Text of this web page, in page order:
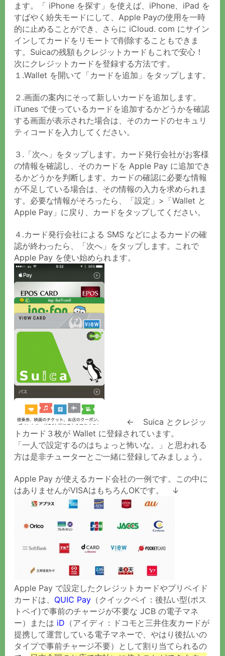
ます。「 iPhone を探す」を使えば、iPhone、iPad を
すばやく紛失モードにして、Apple Payの使用を一時
的に止めることができ、さらに iCloud. com にサイン
インしてカードをリモートで削除することもできま
す。Suicaの残額もクレジットカードもこれで安心！
次にクレジットカードを登録する方法です。
１.Wallet を開いて「カードを追加」をタップします。
２.画面の案内にそって新しいカードを追加します。
iTunes で使っているカードを追加するかどうかを確認
する画面が表示された場合は、 そのカードのセキュリ
ティコードを入力してください。
３.「次へ」をタップします。カード発行会社がお客様
の情報を確認し、そのカードを Apple Pay に追加でき
るかどうかを判断します。 カードの確認に必要な情報
が不足している場合は、その情報の入力を求められま
す。必要な情報がそろったら、「設定」>「Wallet と
Apple Pay」に戻り、カードをタップしてください。
４.カード発行会社による SMS などによるカードの確
認が終わったら、「次へ」をタップします。これで
Apple Pay を使い始められます。
←
Suica とクレジッ
トカード３枚が Wallet に登録されています。
「一人で設定するのはちょっと怖いな。」と思われる
方は是非チューターとご一緒に登録してみましょう。
Apple Pay が使えるカード会社の一例です。この中に
はありませんがVISAはもちろんOKです。 ↓
Apple Pay で設定したクレジットカードやプリペイド
カードは、 QUIC Pay （クイックペイ：後払い型(ポス
トペイ)で事前のチャージが不要な JCB の電子マネ
ー）または iD （アイディ：ドコモと三井住友カードが
提携して運営している電子マネーで、やはり後払いの
タイプで事前チャージ不要）として割り当てられるの